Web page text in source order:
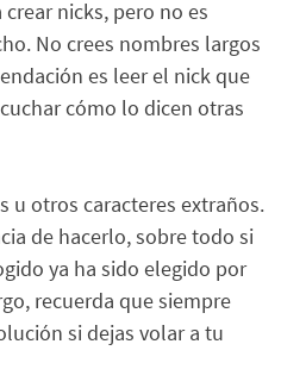
nicks, pero no es
No crees nombres largos
es leer el nick que
cómo lo dicen otras
u otros caracteres extraños.
de hacerlo, sobre todo si
ya ha sido elegido por
recuerda que siempre
si dejas volar a tu